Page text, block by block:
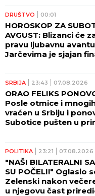
DRUŠTVO 00:01
HOROSKOP ZA
AVGUST: Blizanci će
pravu ljubavnu
Jarčevima je sjajan
SRBIJA 23:43 07.08.2026
ORAO FELIKS
Posle otmice i
vraćen u Srbiju i
Subotice pušten u
POLITIKA 23:21 07.08.2026
"NAŠI BILATERALNI
SU POČELI!" Oglasio
Zelenski nakon
u njegovu čast